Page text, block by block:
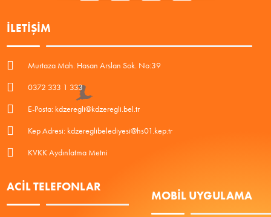
İLETIŞIM
Murtaza Mah. Hasan Arslan Sok. No:39
0372 333 1 333
E-Posta: kdzeregli@kdzeregli.bel.tr
Kep Adresi: kdzereglibelediyesi@hs01.kep.tr
KVKK Aydınlatma Metni
ACIL TELEFONLAR
MOBIL UYGULAMA